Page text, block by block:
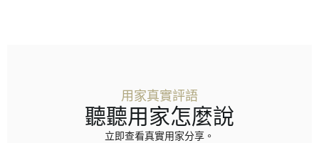
用家真實評語
聽聽用家怎麼說
立即查看真實用家分享。